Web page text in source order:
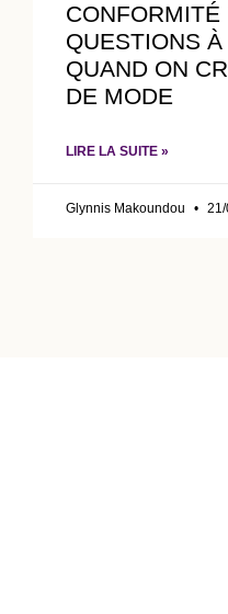
CONFORMITÉ
QUESTIONS
QUAND ON
DE MODE
LIRE LA SUITE »
Glynnis Makoundou